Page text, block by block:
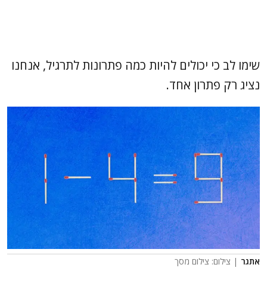
שימו לב כי יכולים להיות כמה פתרונות לתרגיל, אנחנו
נציג רק פתרון אחד.
אתגר | צילום: צילום מסך